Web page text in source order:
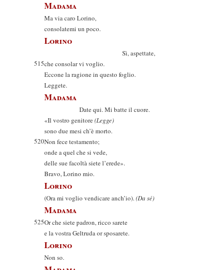
Madama
Ma via caro Lorino,
consolatemi un poco.
Lorino
Sì, aspettate,
515che consolar vi voglio.
Eccone la ragione in questo foglio.
Leggete.
Madama
Date qui. Mi batte il cuore.
«Il vostro genitore(Legge)
sono due mesi ch’è morto.
520Non fece testamento;
onde a quel che si vede,
delle sue facoltà siete l’erede».
Bravo, Lorino mio.
Lorino
(Ora mi voglio vendicare anch’io).(Da sé)
Madama
525Or che siete padron, ricco sarete
e la vostra Geltruda or sposarete.
Lorino
Non so.